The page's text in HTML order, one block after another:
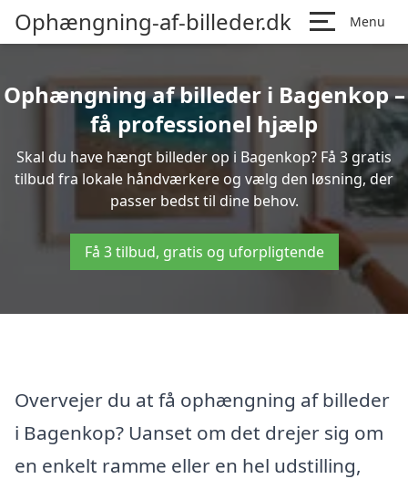
Ophængning-af-billeder.dk Menu
Ophængning af billeder i Bagenkop –
få professionel hjælp
Skal du have hængt billeder op i Bagenkop? Få 3 gratis
tilbud fra lokale håndværkere og vælg den løsning, der
passer bedst til dine behov.
Få 3 tilbud, gratis og uforpligtende
Overvejer du at få ophængning af billeder
i Bagenkop? Uanset om det drejer sig om
en enkelt ramme eller en hel udstilling,